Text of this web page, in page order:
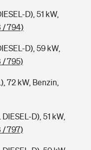
D), 51 kW,
/ 794)
D), 59 kW,
/ 795)
72 kW, Benzin,
D), 51 kW,
/ 797)